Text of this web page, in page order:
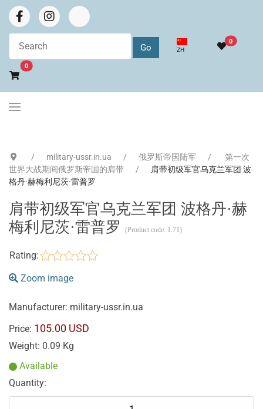
选择你的语音
ZH
0
0Go to cart
military-ussr.in.ua 俄罗斯帝国陆军
第一次
世界大战期间俄罗斯帝国的肩带
肩带初级军官乌克兰军团 波
格丹·赫梅利尼茨·雷普罗
肩带初级军官乌克兰军团 波格丹·赫
梅利尼茨·雷普罗
(Product code: 1.71)
Rating:
Zoom image
Manufacturer: military-ussr.in.ua
Price: 105.00 USD
Weight: 0.09 Kg
Available
Quantity: